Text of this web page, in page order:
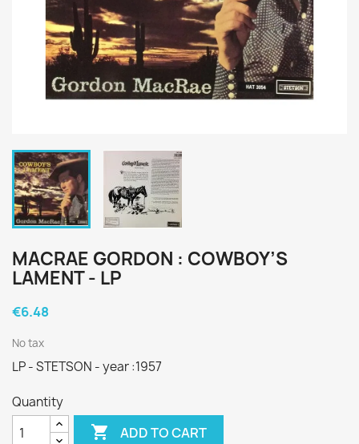
MACRAE GORDON : COWBOY’S
LAMENT - LP
€6.48
No tax
LP - STETSON - year :1957
Quantity
 ADD TO CART